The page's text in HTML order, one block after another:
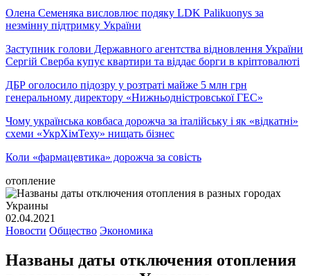
Олена Семеняка висловлює подяку LDK Palikuonys за
незмінну підтримку України
Заступник голови Державного агентства відновлення України
Сергій Сверба купує квартири та віддає борги в кріптовалюті
ДБР оголосило підозру у розтраті майже 5 млн грн
генеральному директору «Нижньодністровської ГЕС»
Чому українська ковбаса дорожча за італійську і як «відкатні»
схеми «УкрХімТеху» нищать бізнес
Коли «фармацевтика» дорожча за совість
отопление
02.04.2021
Новости Общество Экономика
Названы даты отключения отопления